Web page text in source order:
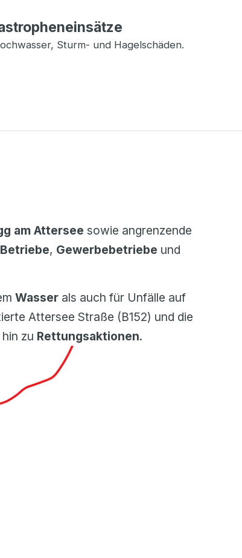
Sturm- und Hagelschäden.
am Attersee sowie angrenzende
, Gewerbebetriebe und
Wasser als auch für Unfälle auf
Attersee Straße (B152) und die
zu Rettungsaktionen.